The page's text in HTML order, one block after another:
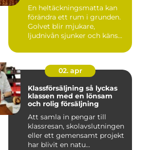
En heltäckningsmatta kan
förändra ett rum i grunden.
Golvet blir mjukare,
ljudnivån sjunker och käns...
02. apr
Klassförsäljning så lyckas
klassen med en lönsam
och rolig försäljning
Att samla in pengar till
klassresan, skolavslutningen
eller ett gemensamt projekt
har blivit en natu...